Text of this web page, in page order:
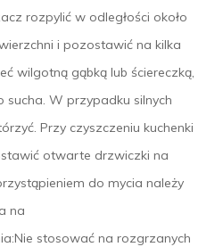
rozpylić w odległości około
i pozostawić na kilka
wilgotną gąbką lub ściereczką,
sucha. W przypadku silnych
Przy czyszczeniu kuchenki
otwarte drzwiczki na
do mycia należy
na
stosować na rozgrzanych